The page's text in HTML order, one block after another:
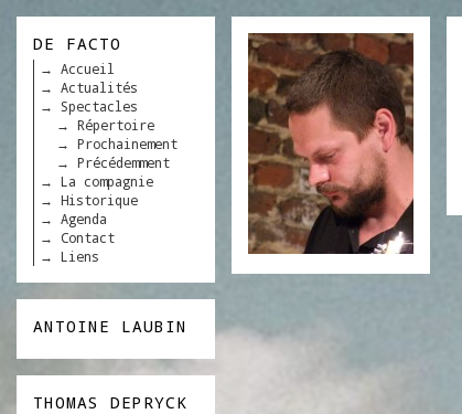
DE FACTO
Accueil
Actualités
Spectacles
Répertoire
Prochainement
Précédemment
La compagnie
Historique
Agenda
Contact
Liens
ANTOINE LAUBIN
THOMAS DEPRYCK